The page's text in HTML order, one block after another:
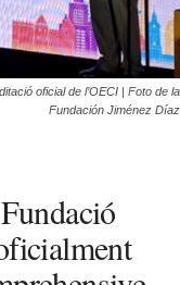
oficial de l’OECI | Foto de la
Fundación Jiménez Díaz